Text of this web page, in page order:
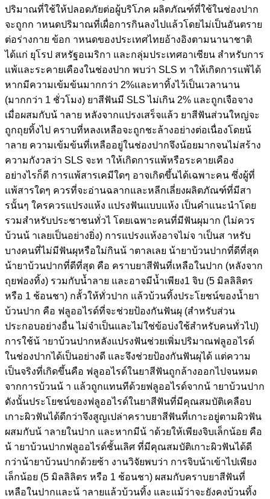
ปริมาณที่ใช้ให้ปลอดภัยต่อผู้บริโภค ผลิตภัณฑ์ที่ใช้ในช่องปาก
จะถูกก าหนดปริมาณที่เผื่อการกินลงไปแล้วโดยไม่เป็นอันตราย
ต่อร่างกาย ข้อก าหนดของประเทศไทยอ้างอิงตามนานาชาติ
ได้แก่ ยุโรป สหรัฐอเมริกา และกลุ่มประเทศอาเซียน สำหรับการ
แพ้และระคายเคืองในช่องปาก พบว่า SLS ท าให้เกิดการแพ้ได้
หากมีความเข้มข้นมากกว่า 2%และทาทิ้งไว้เป็นเวลานาน
(มากกว่า 1 ชั่วโมง) ยาสีฟันมี SLS ไม่เกิน 2% และถูกเจือจาง
เมื่อผสมกับน้ าลาย หลังจากแปรงเสร็จแล้ว ยาสีฟันส่วนใหญ่จะ
ถูกถุยทิ้งไป คราบที่หลงเหลือจะถูกชะล้างอย่างต่อเนื่องโดยน้
าลาย ความเข้มข้นที่เหลืออยู่ในช่องปากจึงน้อยมากจนไม่สร้าง
ความกังวลว่า SLS จะท าให้เกิดการแพ้หรือระคายเคือง
อย่างไรก็ดี การแพ้สารเคมีใดๆ อาจเกิดขึ้นได้เฉพาะคน ซึ่งผู้ที่
แพ้สารใดๆ ควรที่จะอ่านฉลากและหลีกเลี่ยงผลิตภัณฑ์ที่มีสา
รนั้นๆ ใครควรแปรงแห้ง แปรงฟันแบบแห้ง เป็นคำแนะนำโดย
รวมสำหรับประชาชนทั่วไ โดยเฉพาะคนที่มีฟันผุมาก (ไม่ควร
บ้วนน้ าเลยเป็นอย่างยิ่ง) การแปรงแห้งอาจไม่จ าเป็นส าหรับ
บางคนที่ไม่มีฟันผุหรือใม่กินน้ าตาลเลย น้ายาบ้วนปากที่ดีที่สุด
น้ายาบ้วนปากที่ดีที่สุด คือ คราบยาสีฟันที่เหลือในปาก (หลังจาก
ถุยฟองทิ้ง) รวมกับน้ำลาย และอาจมีน้ำเพียง1 จิบ (5 มิลลิลิตร
หรือ 1 ช้อนชา) กลั้วให้ทั่วปาก แล้วบ้วนทิ้งประโยชน์ของน้ำยา
บ้วนปาก คือ ฟลูออไรด์ที่จะช่วยป้องกันฟันผุ (สำหรับส่วน
ประกอบอย่างอื่น ไม่จำเป็นและไม่ใช่ข้อบ่งใช้สำหรับคนทั่วไป)
การใช้น้ ายาบ้วนปากหลังแปรงฟันช่วยเพิ่มปริมาณฟลูออไรด์
ในช่องปากได้เป็นอย่างดี และจึงช่วยป้องกันฟันผุได้ แต่ความ
เป็นจริงที่เกิดขึ้นคือ ฟลูออไรด์ในยาสีฟันถูกล้างออกไปจนหมด
จากการบ้วนน้ า แล้วถูกแทนทีด้วยฟลูออไรด์จากน้ ายาบ้วนปาก
ดังนั้นประโยชน์ของฟลูออไรด์ในยาสีฟันที่มีคุณสมบัติเคลือบ
เกาะผิวฟันได้ดีกว่าจึงสูญเปล่าคราบยาสีฟันที่เกาะอยู่ตามผิวฟัน
ผสมกับน้ าลายในปาก และหากมีน้ าด้วยให้เพียงจิบเล็กน้อย คือ
น้ ายาบ้วนปากฟลูออไรด์ชั้นเลิศ ที่มีคุณสมบัติเกาะผิวฟันได้ดี
กว่าน้ายาบ้วนปากด้วยซ้า งานวิจัยพบว่า การจิบน้าเข้าไปเพียง
เล็กน้อย (5 มิลลิลิตร หรือ 1 ช้อนชา) ผสมกับคราบยาสีฟันที่
เหลือในปากและน้ าลายแล้วบ้วนทิ้ง และแม้ว่าจะยังคงบ้วนทิ้ง